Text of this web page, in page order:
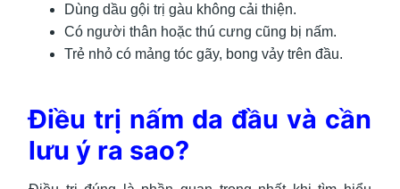
Dùng dầu gội trị gàu không cải thiện.
Có người thân hoặc thú cưng cũng bị nấm.
Trẻ nhỏ có mảng tóc gãy, bong vảy trên đầu.
Điều trị nấm da đầu và cần
lưu ý ra sao?